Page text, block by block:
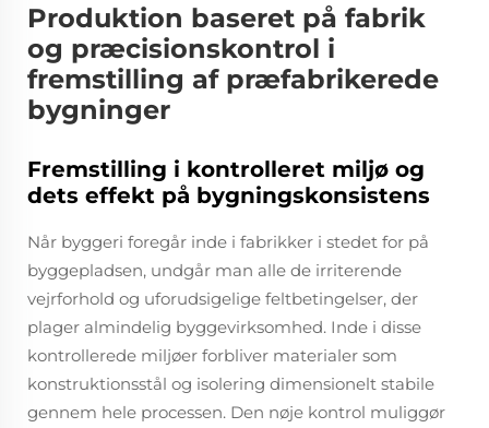
Produktion baseret på fabrik
og præcisionskontrol i
fremstilling af præfabrikerede
bygninger
Fremstilling i kontrolleret miljø og
dets effekt på bygningskonsistens
Når byggeri foregår inde i fabrikker i stedet for på
byggepladsen, undgår man alle de irriterende
vejrforhold og uforudsigelige feltbetingelser, der
plager almindelig byggevirksomhed. Inde i disse
kontrollerede miljøer forbliver materialer som
konstruktionsstål og isolering dimensionelt stabile
gennem hele processen. Den nøje kontrol muliggør